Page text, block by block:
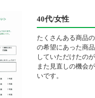
40代/女性
たくさんある商品
の希望にあった商
していただけたの
また見直しの機会
いです。